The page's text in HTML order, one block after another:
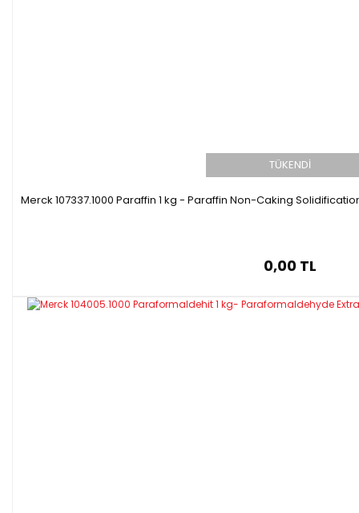
TÜKENDİ
Merck 107337.1000 Paraffin 1 kg - Paraffin Non-Caking
0,00 TL